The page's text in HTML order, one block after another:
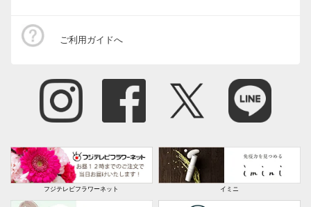
ご利用ガイドへ
フジテレビフラワーネット イミニ